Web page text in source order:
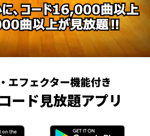
エフェクター機能付き
ード見放題アプリ